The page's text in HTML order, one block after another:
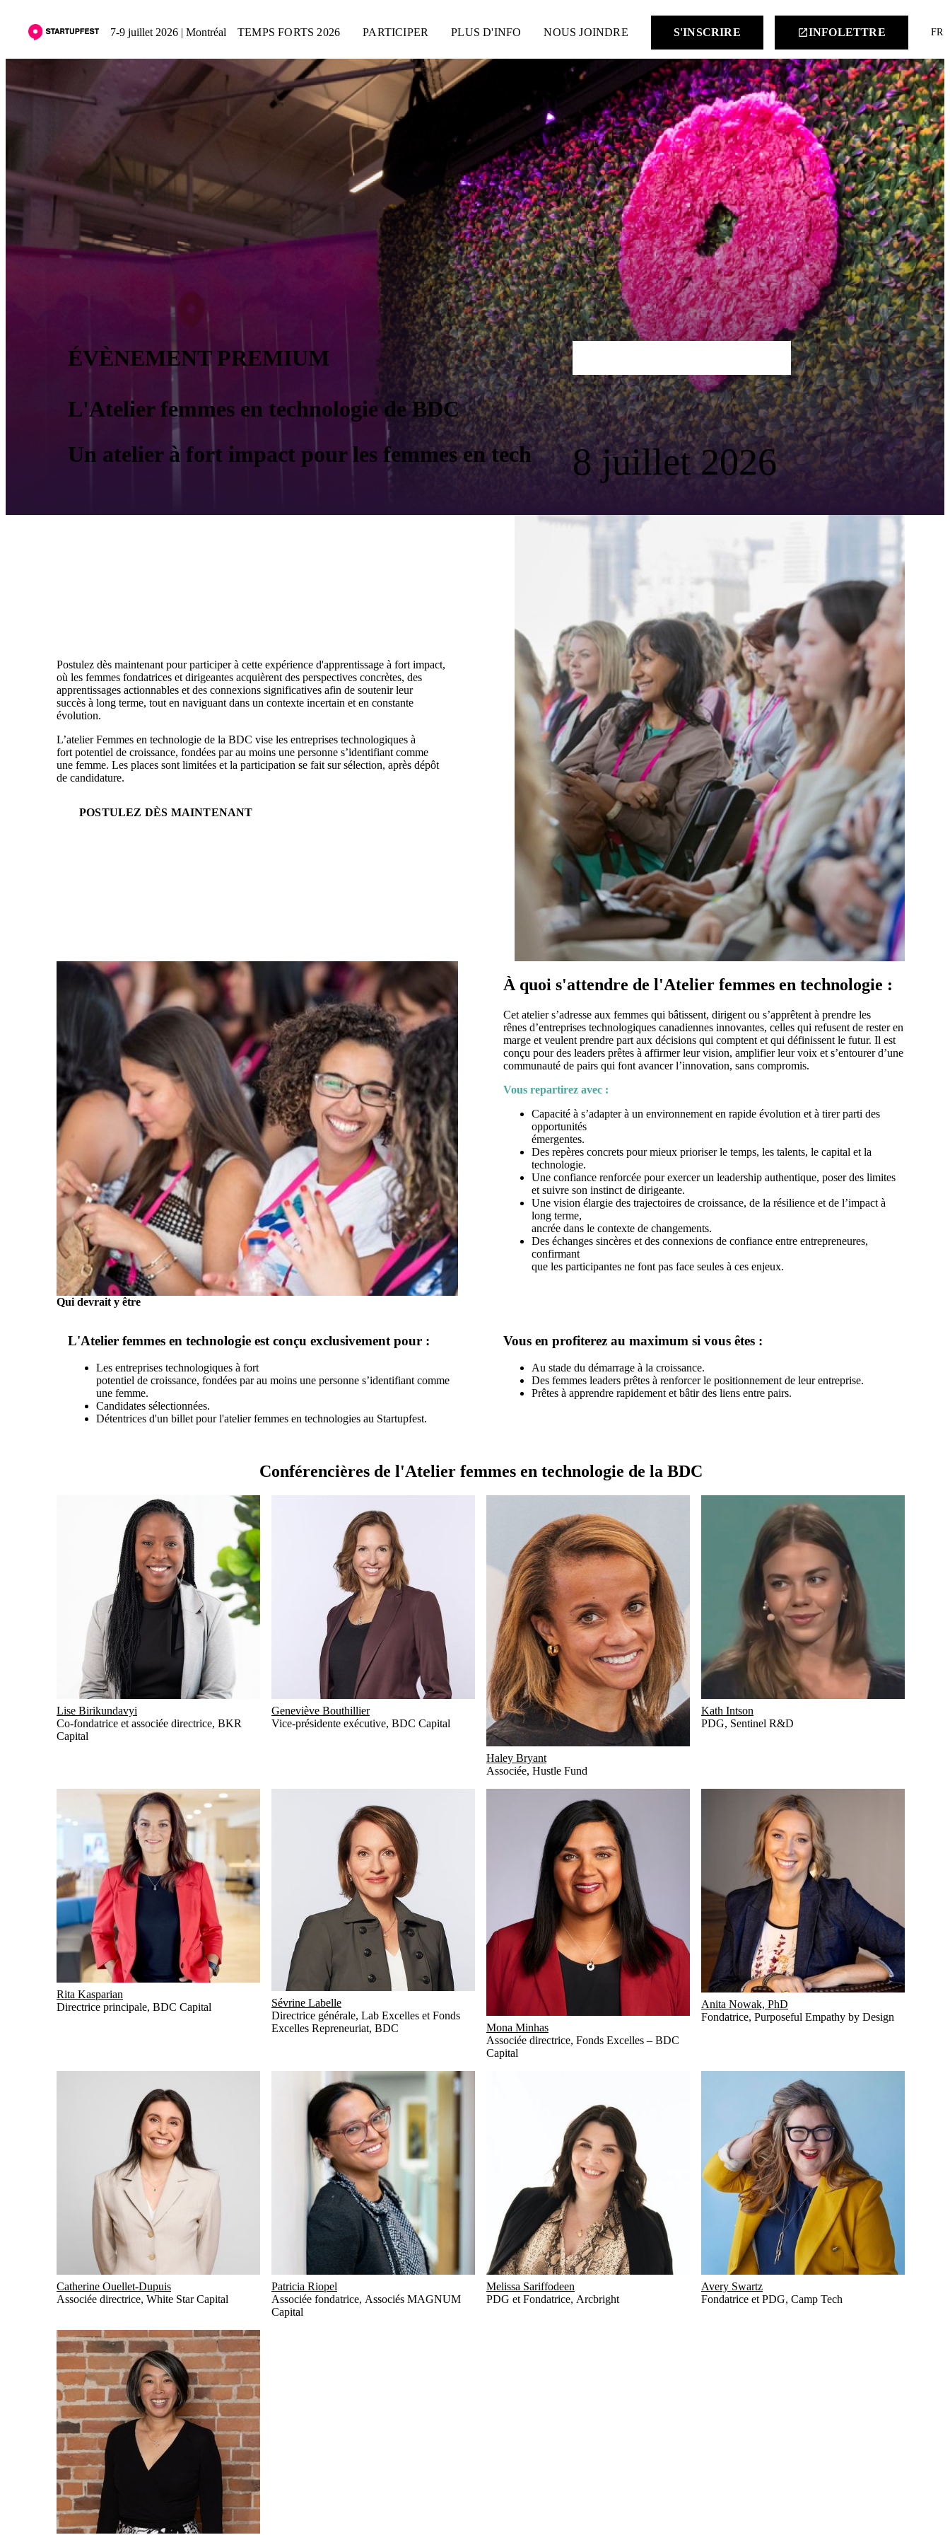
7-9 juillet 2026 | Montréal TEMPS FORTS 2026 PARTICIPER PLUS D'INFO NOUS JOINDRE S'INSCRIRE launchINFOLETTRE FR
ÉVÈNEMENT PREMIUM
L'Atelier femmes en technologie de BDC
Un atelier à fort impact pour les femmes en tech
8 juillet 2026
Postulez dès maintenant pour participer à cette expérience d'apprentissage à fort impact,
où les femmes fondatrices et dirigeantes acquièrent des perspectives concrètes, des
apprentissages actionnables et des connexions significatives afin de soutenir leur
succès à long terme, tout en naviguant dans un contexte incertain et en constante
évolution.
L’atelier Femmes en technologie de la BDC vise les entreprises technologiques à
fort potentiel de croissance, fondées par au moins une personne s’identifiant comme
une femme. Les places sont limitées et la participation se fait sur sélection, après dépôt
de candidature.
POSTULEZ DÈS MAINTENANT
À quoi s'attendre de l'Atelier femmes en technologie :
Cet atelier s’adresse aux femmes qui bâtissent, dirigent ou s’apprêtent à prendre les
rênes d’entreprises technologiques canadiennes innovantes, celles qui refusent de rester en
marge et veulent prendre part aux décisions qui comptent et qui définissent le futur. Il est
conçu pour des leaders prêtes à affirmer leur vision, amplifier leur voix et s’entourer d’une
communauté de pairs qui font avancer l’innovation, sans compromis.
Vous repartirez avec :
Capacité à s’adapter à un environnement en rapide évolution et à tirer parti des
opportunités
émergentes.
Des repères concrets pour mieux prioriser le temps, les talents, le capital et la
technologie.
Une confiance renforcée pour exercer un leadership authentique, poser des limites
et suivre son instinct de dirigeante.
Une vision élargie des trajectoires de croissance, de la résilience et de l’impact à
long terme,
ancrée dans le contexte de changements.
Des échanges sincères et des connexions de confiance entre entrepreneures,
confirmant
que les participantes ne font pas face seules à ces enjeux.
Qui devrait y être
L'Atelier femmes en technologie est conçu exclusivement pour :
Les entreprises technologiques à fort
potentiel de croissance, fondées par au moins une personne s’identifiant comme
une femme.
Candidates sélectionnées.
Détentrices d'un billet pour l'atelier femmes en technologies au Startupfest.
Vous en profiterez au maximum si vous êtes :
Au stade du démarrage à la croissance.
Des femmes leaders prêtes à renforcer le positionnement de leur entreprise.
Prêtes à apprendre rapidement et bâtir des liens entre pairs.
Conférencières de l'Atelier femmes en technologie de la BDC
Lise Birikundavyi
Co-fondatrice et associée directrice, BKR
Capital
Geneviève Bouthillier
Vice-présidente exécutive, BDC Capital
Haley Bryant
Associée, Hustle Fund
Kath Intson
PDG, Sentinel R&D
Rita Kasparian
Directrice principale, BDC Capital
Sévrine Labelle
Directrice générale, Lab Excelles et Fonds
Excelles Repreneuriat, BDC
Mona Minhas
Associée directrice, Fonds Excelles – BDC
Capital
Anita Nowak, PhD
Fondatrice, Purposeful Empathy by Design
Catherine Ouellet-Dupuis
Associée directrice, White Star Capital
Patricia Riopel
Associée fondatrice, Associés MAGNUM
Capital
Melissa Sariffodeen
PDG et Fondatrice, Arcbright
Avery Swartz
Fondatrice et PDG, Camp Tech